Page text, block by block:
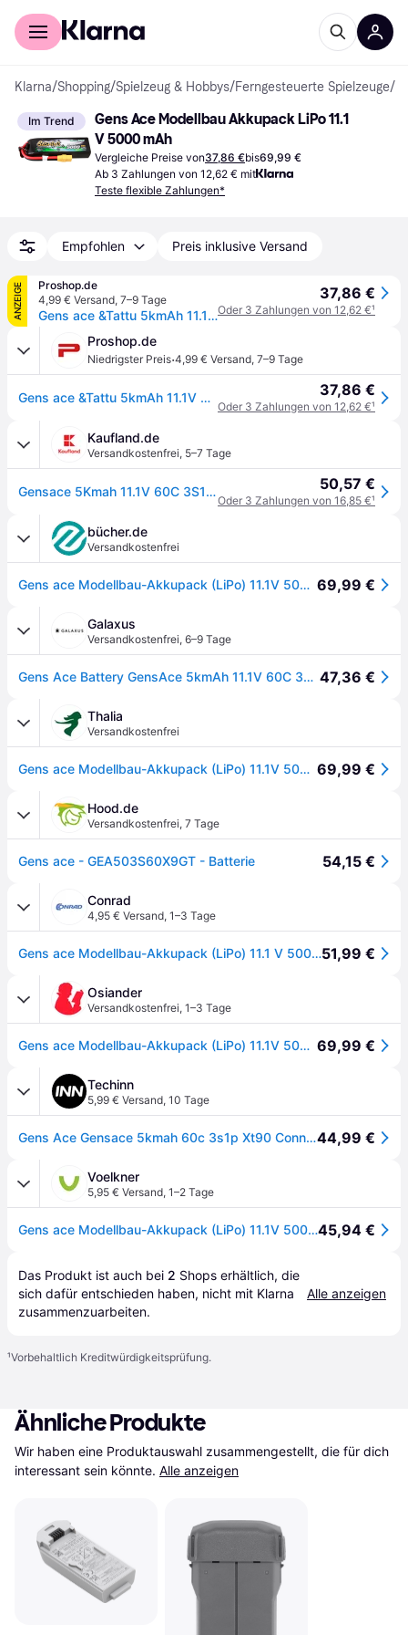
Für Shopper
Klarna/Shopping/Spielzeug & Hobbys/Ferngesteuerte Spielzeuge/
Im Trend
Gens Ace Modellbau Akkupack LiPo 11.1
V 5000 mAh
Vergleiche Preise von37,86 €bis69,99 €
Ab 3 Zahlungen von 12,62 € mit
Teste flexible Zahlungen*
Empfohlen Preis inklusive Versand
ANZEIGE
Proshop.de
4,99 € Versand, 7–9 Tage
Gens ace &Tattu 5kmAh 11.1V 60C 3S1P battery with XT90 connector
37,86 €
Oder 3 Zahlungen von 12,62 €¹
Proshop.de
Niedrigster Preis·4,99 € Versand, 7–9 Tage
Gens ace &Tattu 5kmAh 11.1V 60C 3S1P battery with XT90 connector 37,86 €
Oder 3 Zahlungen von 12,62 €¹
Kaufland.de
Versandkostenfrei, 5–7 Tage
Gensace 5Kmah 11.1V 60C 3S1P Akku mit Xt90 Stecker 50,57 €
Oder 3 Zahlungen von 16,85 €¹
bücher.de
Versandkostenfrei
Gens ace Modellbau-Akkupack (LiPo) 11.1V 5000 mAh Softcase XT90 69,99 €
Galaxus
Versandkostenfrei, 6–9 Tage
Gens Ace Battery GensAce 5kmAh 11.1V 60C 3S1P,XT90 Plug (5000mAh, 11.10V) 47,36 €
Thalia
Versandkostenfrei
Gens ace Modellbau-Akkupack (LiPo) 11.1V 5000 mAh Softcase XT90 69,99 €
Hood.de
Versandkostenfrei, 7 Tage
Gens ace - GEA503S60X9GT - Batterie 54,15 €
Conrad
4,95 € Versand, 1–3 Tage
Gens ace Modellbau-Akkupack (LiPo) 11.1 V 5000 mAh Softcase XT9051,99 €
Osiander
Versandkostenfrei, 1–3 Tage
Gens ace Modellbau-Akkupack (LiPo) 11.1V 5000 mAh Softcase XT90 69,99 €
Techinn
5,99 € Versand, 10 Tage
Gens Ace Gensace 5kmah 60c 3s1p Xt90 Connector 11.1v Battery Mehrfarbig44,99 €
Voelkner
5,95 € Versand, 1–2 Tage
Gens ace Modellbau-Akkupack (LiPo) 11.1V 5000 mAh Softcase XT9045,94 €
Das Produkt ist auch bei 2 Shops erhältlich, die
sich dafür entschieden haben, nicht mit Klarna
zusammenzuarbeiten.
Alle anzeigen
¹Vorbehaltlich Kreditwürdigkeitsprüfung.
Ähnliche Produkte
Wir haben eine Produktauswahl zusammengestellt, die für dich
interessant sein könnte. Alle anzeigen